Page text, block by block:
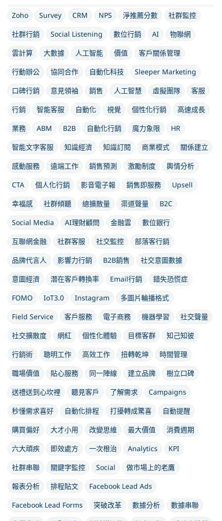
Zoho Survey CRM NPS 淨推薦分數
社群監控
社群行銷
Social Listening 數位行銷 AI
物聯網
雲計算
大數據 人工智能 價值
客戶關係管理
行動辦公
協同合作 自動化科技
Sleeper Marketing
口碑行銷
意見領袖 銷售 人工智慧 虛擬團隊
客服
行銷
智能客服 自動化 視覺 個性化行銷
高速成長
業務
ABM B2B 自動化行銷 魔力象限
HR
智能文字客服
知識經濟 知識訂閱 商業模式
關係建立
感動服務
遠端工作 銷售預測 激勵制度
輿情分析
CTA
個人化行銷 影音電子報 銷售即服務
Upsell
幸福感
社群傾聽 總擴散量 渠道聲量
B2C
Social Media
AI理財顧問 金融雲
數位銀行
互聯網金融
社群客服 社交監控
部落客行銷
品牌代言人
影響力行銷 B2B銷售
社交意圖數據
意圖經濟
潛在客戶轉換率 Email行銷
錯失恐慌症
FOMO
IoT3.0 Instagram
多圖片輪播格式
Field Service
客戶服務 電子商務 機器學習
社交聲量
社交擴散度
網紅 個性化體驗 目標客群
知己知彼
行銷術
聰明工作 高效工作 扭轉乾坤
時間管理
職場價值
貼心服務 同一陣線 建立品牌
樹立口碑
送禮送到心坎裡
聽見客戶 了解需求
Campaigns
秒懂需求喜好
自動化排程 打擾轉成驚喜
自動提醒
購買偏好
大才小用 改變思維 最大價值
消費週期
六大頑疾
即效處方 一次根治 Analytics
KPI
社群串聯
關鍵字監控 Social
做市場上的老鷹
報表分析
排程貼文
Facebook Lead Ads
Facebook Lead Forms
突破改革 數據分析
數據串聯